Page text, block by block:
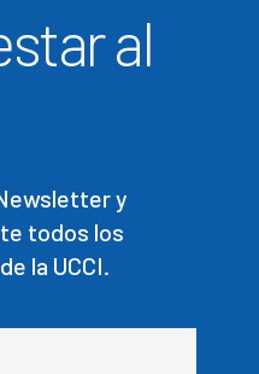
al
y
todos los
la UCCI.